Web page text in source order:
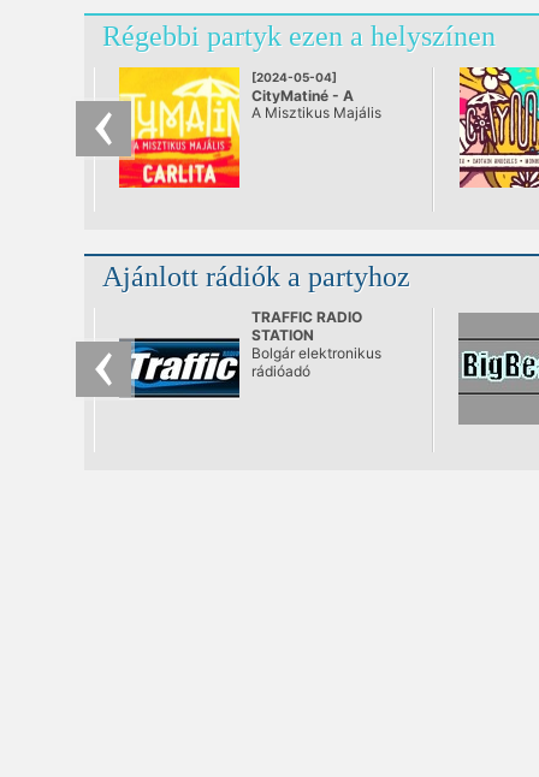
Régebbi partyk ezen a helyszínen
[2024-05-04]
CityMatiné - A
Misztikus Majális
A Misztikus Majális
Ajánlott rádiók a partyhoz
TRAFFIC RADIO
STATION
Bolgár elektronikus
rádióadó